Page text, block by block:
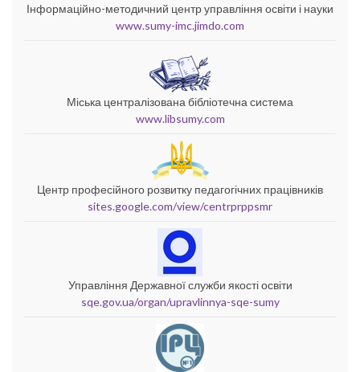
Інформаційно-методичний центр управління освіти і науки
www.sumy-imc.jimdo.com
Міська централізована бібліотечна система
www.libsumy.com
Центр професійного розвитку педагогічних працівників
sites.google.com/view/centrprppsmr
Управління Державної служби якості освіти
sqe.gov.ua/organ/upravlinnya-sqe-sumy